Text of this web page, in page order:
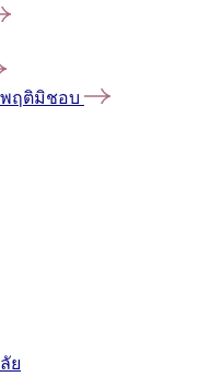
พฤติมิชอบ
ย